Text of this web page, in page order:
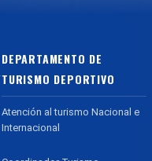
DEPARTAMENTO DE
TURISMO DEPORTIVO
Atención al turismo Nacional e
Internacional